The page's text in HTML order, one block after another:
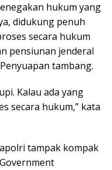
hukum yang
didukung penuh
secara hukum
pensiunan jenderal
tambang.
Kalau ada yang
secara hukum,” kata
tampak kompak